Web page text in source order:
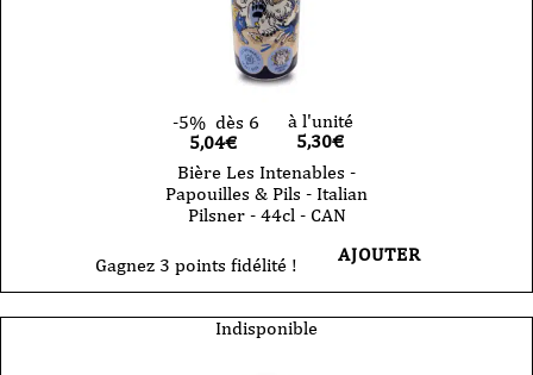
-5% dès 6
5,04€
à l'unité
5,30€
Bière Les Intenables -
Papouilles & Pils - Italian
Pilsner - 44cl - CAN
Gagnez 3 points fidélité ! AJOUTER
Indisponible